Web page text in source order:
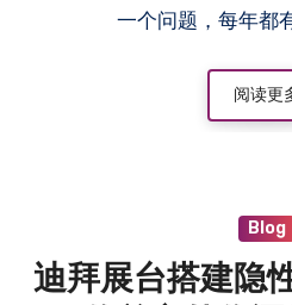
一个问题，每年都
阅读更
Blog
迪拜展台搭建隐